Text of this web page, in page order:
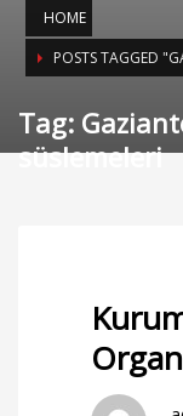
HOME
POSTS TAGGED
Tag:
süslemeleri